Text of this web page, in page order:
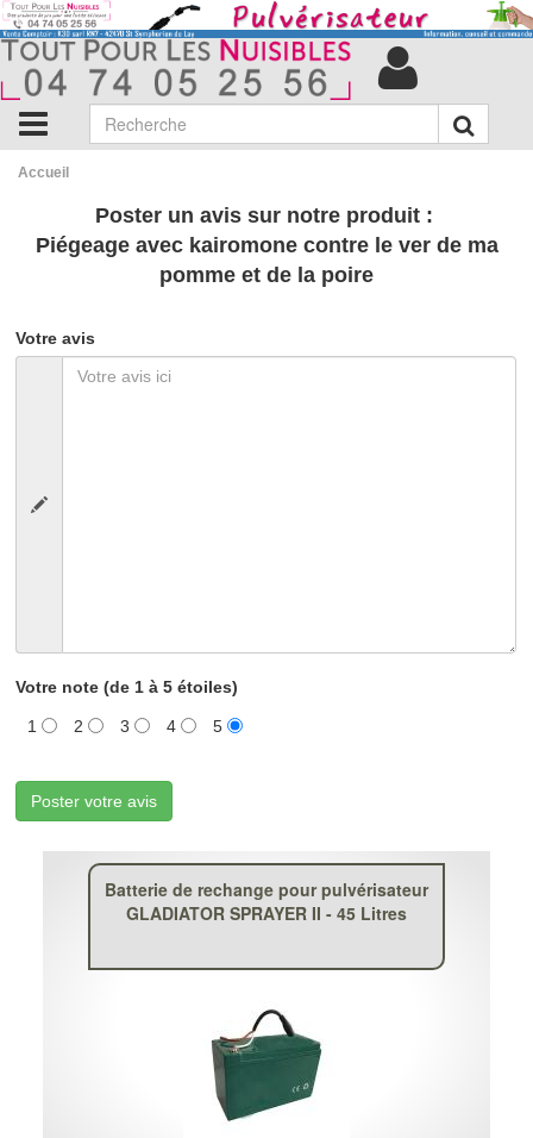
Accueil
Poster un avis sur notre produit :
Piégeage avec kairomone contre le ver de ma
pomme et de la poire
Votre avis
Votre note (de 1 à 5 étoiles)
1 2 3 4 5
Poster votre avis
Batterie de rechange pour pulvérisateur
GLADIATOR SPRAYER II - 45 Litres